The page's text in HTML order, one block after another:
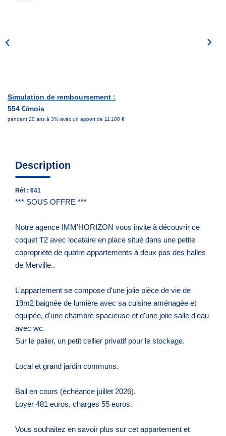
Simulation de remboursement :
554 €/mois
pendant 20 ans à 3% avec un apport de 11 100 €
Description
Réf : 641
*** SOUS OFFRE ***
Notre agence IMM'HORIZON vous invite à découvrir ce
coquet T2 avec locataire en place situé dans une petite
copropriété de quatre appartements à deux pas des halles
de Merville..
L'appartement se compose d'une jolie pièce de vie de
19m2 baignée de lumière avec sa cuisine aménagée et
équipée, d'une chambre spacieuse et d'une jolie salle d'eau
avec wc.
Sur le palier, un petit cellier privatif pour le stockage.
Local et grand jardin communs.
Bail en cours (échéance juillet 2026).
Loyer 481 euros, charges 55 euros.
Vous souhaitez en savoir plus sur cet appartement et